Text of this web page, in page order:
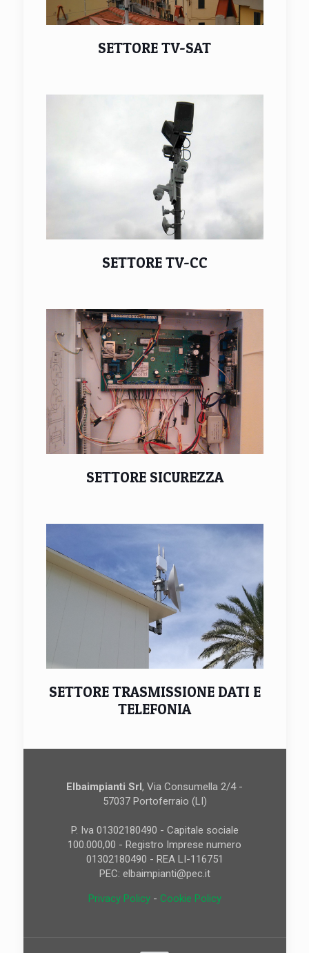
SETTORE TV-SAT
SETTORE TV-CC
SETTORE SICUREZZA
SETTORE TRASMISSIONE DATI E
TELEFONIA
Elbaimpianti Srl, Via Consumella 2/4 -
57037 Portoferraio (LI)
P. Iva 01302180490 - Capitale sociale
100.000,00 - Registro Imprese numero
01302180490 - REA LI-116751
PEC: elbaimpianti@pec.it
Privacy Policy- Cookie Policy